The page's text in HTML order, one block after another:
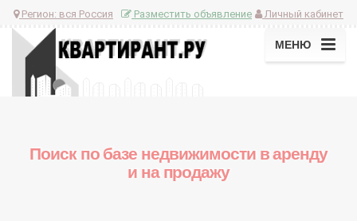
Регион: вся Россия Личный кабинет
Разместить объявление
МЕНЮ
Поиск по базе недвижимости в аренду
и на продажу